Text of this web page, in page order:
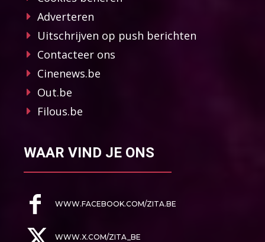
Adverteren
Uitschrijven op push berichten
Contacteer ons
Cinenews.be
Out.be
Filous.be
WAAR VIND JE ONS
WWW.FACEBOOK.COM/ZITA.BE
WWW.X.COM/ZITA_BE